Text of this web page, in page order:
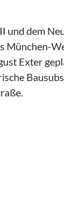
und dem
München-
Exter